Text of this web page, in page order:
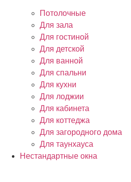
Потолочные
Для зала
Для гостиной
Для детской
Для ванной
Для спальни
Для кухни
Для лоджии
Для кабинета
Для коттеджа
Для загородного дома
Для таунхауса
Нестандартные окна